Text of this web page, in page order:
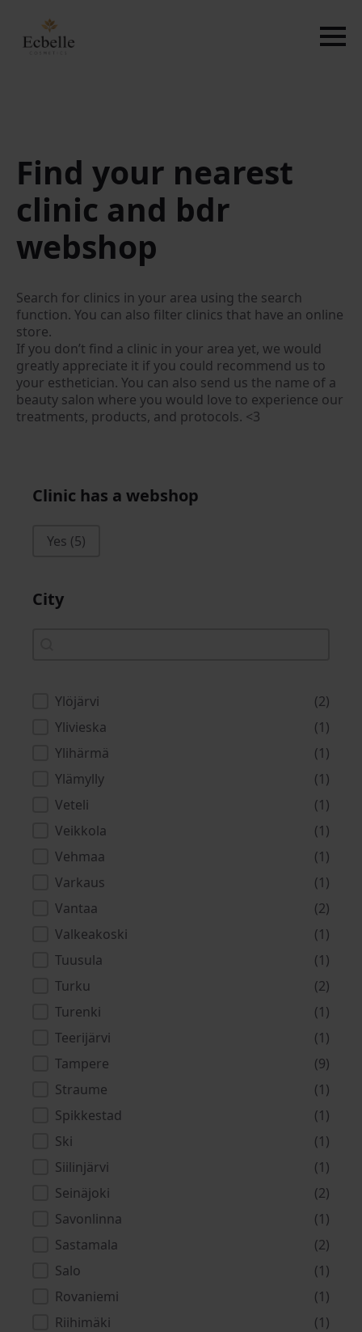
Find your nearest
clinic and bdr
webshop
Search for clinics in your area using the search
function. You can also filter clinics that have an online
store.
If you don’t find a clinic in your area yet, we would
greatly appreciate it if you could recommend us to
your esthetician. You can also send us the name of a
beauty salon where you would love to experience our
treatments, products, and protocols. <3
Clinic has a webshop
Clinic has a webshop
Yes (5)
City
Kaupunki Dropdown
Ylöjärvi
(2)
Ylivieska
(1)
Ylihärmä
(1)
Ylämylly
(1)
Veteli
(1)
Veikkola
(1)
Vehmaa
(1)
Varkaus
(1)
Vantaa
(2)
Valkeakoski
(1)
Tuusula
(1)
Turku
(2)
Turenki
(1)
Teerijärvi
(1)
Tampere
(9)
Straume
(1)
Spikkestad
(1)
Ski
(1)
Siilinjärvi
(1)
Seinäjoki
(2)
Savonlinna
(1)
Sastamala
(2)
Salo
(1)
Rovaniemi
(1)
Riihimäki
(1)